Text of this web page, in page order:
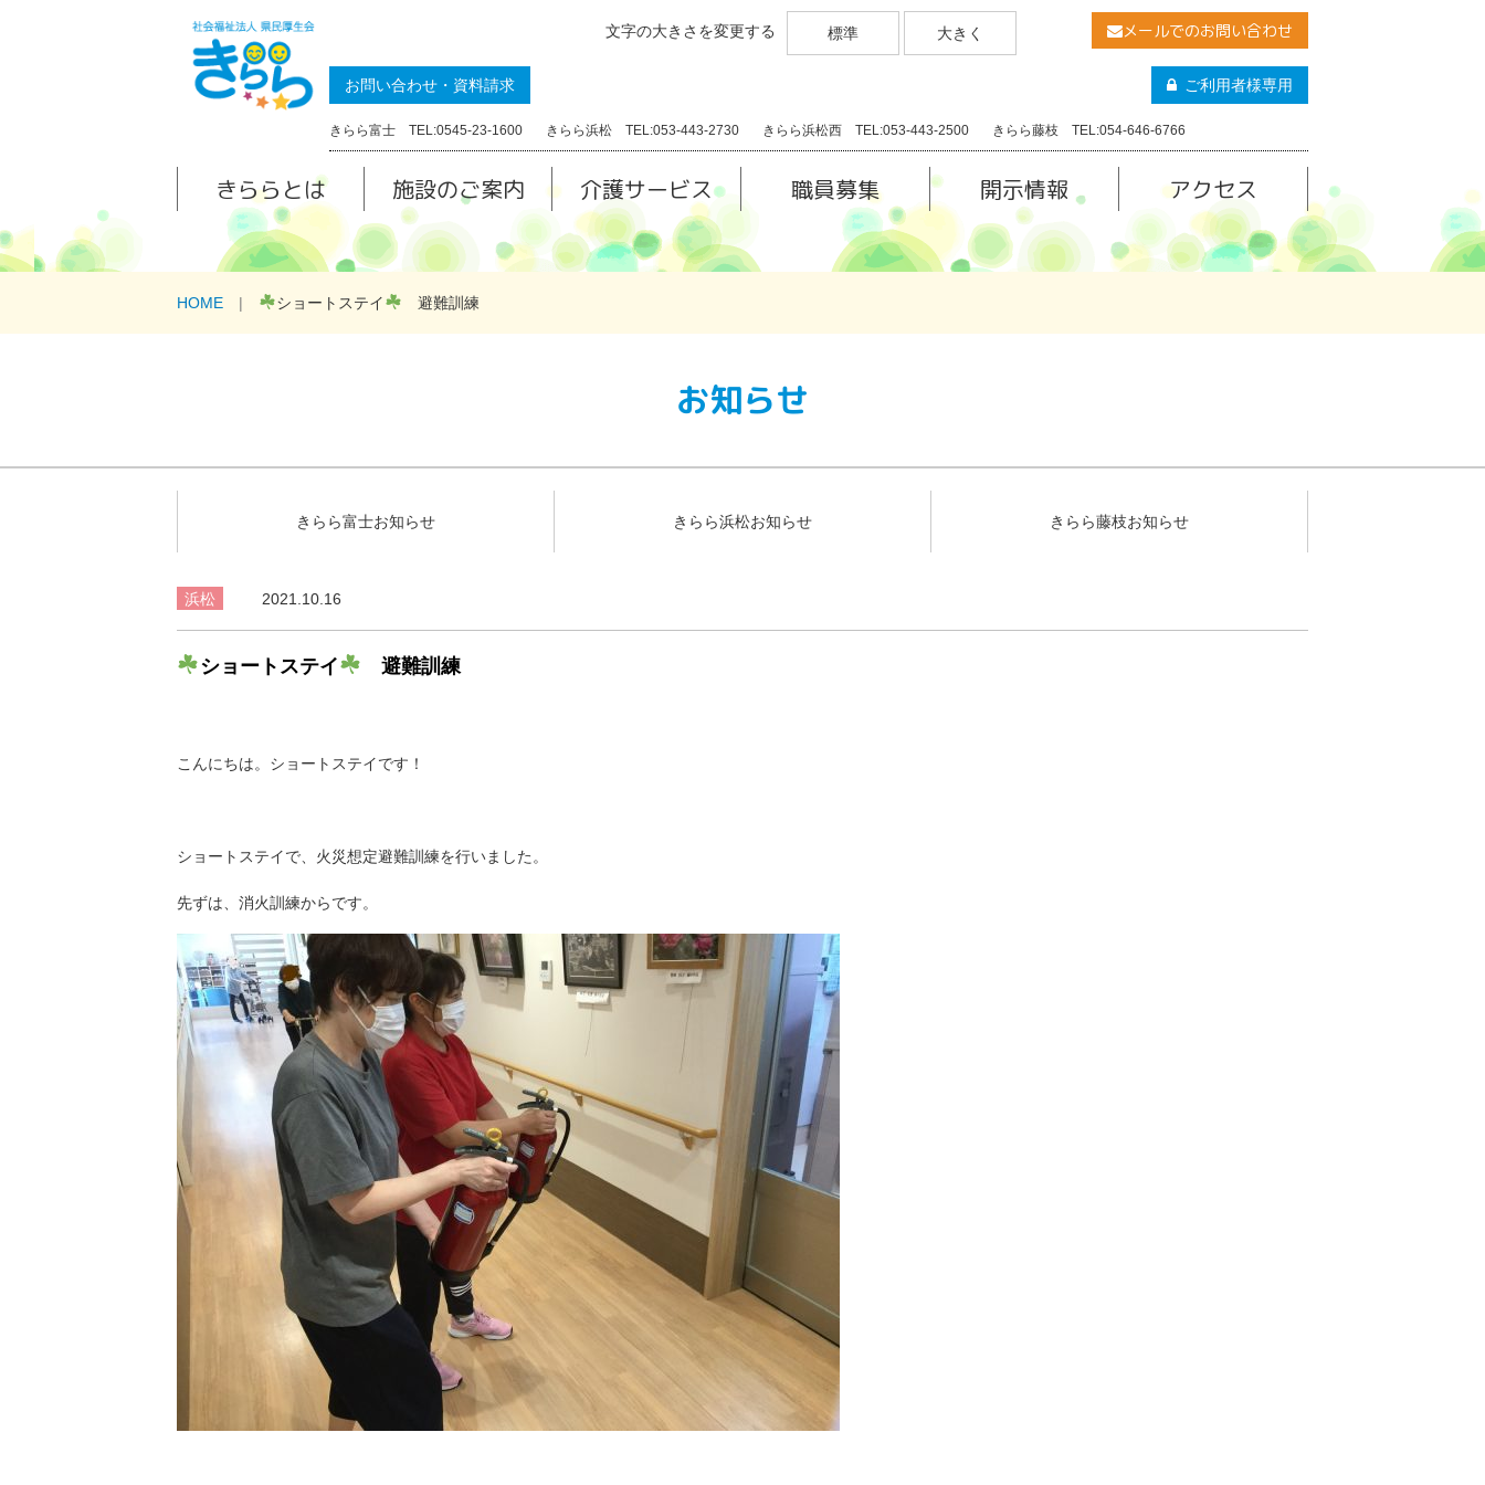
文字の大きさを変更する 標準 大きく メールでのお問い合わせ
お問い合わせ・資料請求 ご利用者様専用
きらら富士 TEL:0545-23-1600 きらら浜松 TEL:053-443-2730 きらら浜松西 TEL:053-443-2500 きらら藤枝 TEL:054-646-6766
きららとは 施設のご案内 介護サービス 職員募集 開示情報 アクセス
HOME ショートステイ 避難訓練
お知らせ
きらら富士お知らせ きらら浜松お知らせ きらら藤枝お知らせ
浜松 2021.10.16
ショートステイ 避難訓練
こんにちは。ショートステイです！
ショートステイで、火災想定避難訓練を行いました。
先ずは、消火訓練からです。